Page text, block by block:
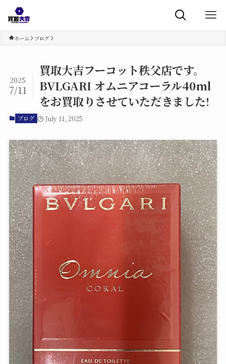
ホーム ブログ
買取大吉フーコット秩父店です。
BVLGARI オムニアコーラル40ml
をお買取りさせていただきました!
2025
7/11
ブログ July 11, 2025